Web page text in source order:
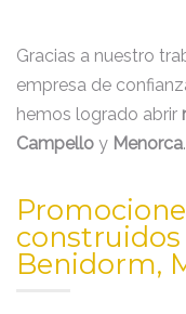
Gracias a nuestro
empresa de
hemos logrado abrir
Campello y Menorca.
construidos
Benidorm,